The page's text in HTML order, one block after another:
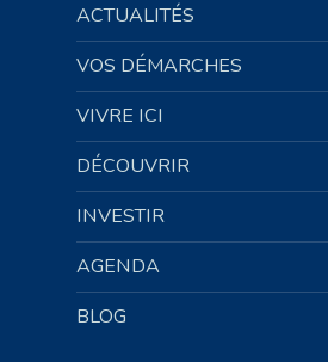
ACTUALITÉS
VOS DÉMARCHES
VIVRE ICI
DÉCOUVRIR
INVESTIR
AGENDA
BLOG